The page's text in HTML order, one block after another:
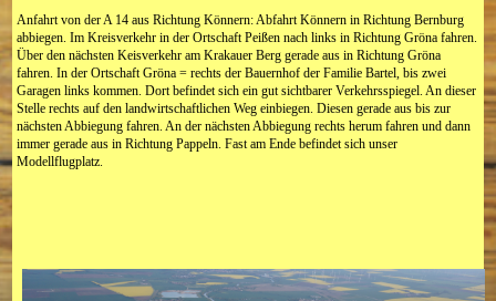
Anfahrt von der A 14 aus Richtung Könnern: Abfahrt Könnern in Richtung Bernburg
abbiegen. Im Kreisverkehr in der Ortschaft Peißen nach links in Richtung Gröna fahren.
Über den nächsten Keisverkehr am Krakauer Berg gerade aus in Richtung Gröna
fahren. In der Ortschaft Gröna = rechts der Bauernhof der Familie Bartel, bis zwei
Garagen links kommen. Dort befindet sich ein gut sichtbarer Verkehrsspiegel. An dieser
Stelle rechts auf den landwirtschaftlichen Weg einbiegen. Diesen gerade aus bis zur
nächsten Abbiegung fahren. An der nächsten Abbiegung rechts herum fahren und dann
immer gerade aus in Richtung Pappeln. Fast am Ende befindet sich unser
Modellflugplatz.